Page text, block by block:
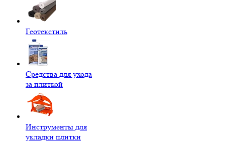
Геотекстиль
Средства для ухода
за плиткой
Инструменты для
укладки плитки